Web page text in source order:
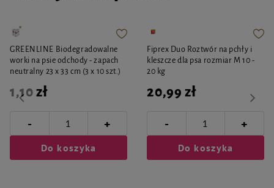
GREENLINE Biodegradowalne
worki na psie odchody - zapach
neutralny 23 x 33 cm (3 x 10 szt.)
1,10 zł
- +
Do koszyka
Fiprex Duo Roztwór na pchły i
kleszcze dla psa rozmiar M 10 -
20 kg
20,99 zł
- +
Do koszyka